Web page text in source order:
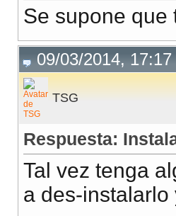
Se supone que
09/03/2014, 17:17
TSG
Respuesta:
Tal vez tenga
a des-